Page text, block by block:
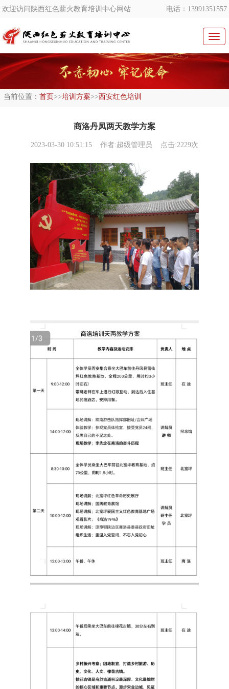
欢迎访问陕西红色薪火教育培训中心网站 电话：13991351557
切
换
导
航
当前位置： 首页>>培训方案>>西安红色培训
商洛丹凤两天教学方案
2023-03-30 10:51:15 作者:超级管理员 点击:2229次